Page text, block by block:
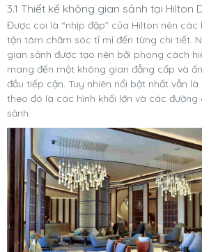
3.1 Thiết kế không gian sảnh tại Hilton
Được coi là “nhịp đập” của Hilton nên
tận tâm chăm sóc tỉ mỉ đến từng chi tiết.
gian sảnh được tạo nên bởi phong cách
mang đến một không gian đẳng cấp và
đầu tiếp cận. Tuy nhiên nổi bật nhất vẫn
theo đó là các hình khối lớn và các
sảnh.